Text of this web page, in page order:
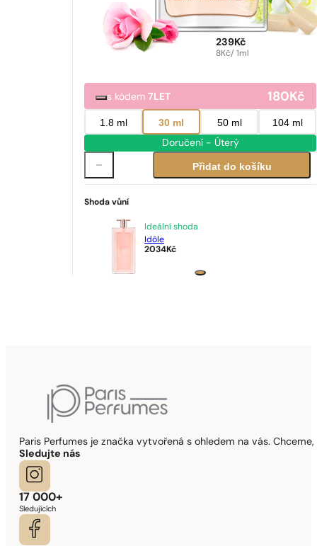
239Kč
8Kč/ 1ml
s kódem7LET 180Kč
1.8 ml 30 ml 50 ml 104 ml
Doručení - Úterý
Přidat do košíku
Shoda vůní
Ideální shoda
Idôle
2034Kč
Paris Perfumes je značka vytvořená s ohledem na vás.
Sledujte nás
17 000+
Sledujících